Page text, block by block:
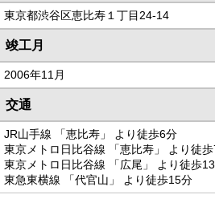
東京都渋谷区恵比寿１丁目24-14
竣工月
2006年11月
交通
JR山手線 「恵比寿」 より徒歩6分
東京メトロ日比谷線 「恵比寿」 より徒
東京メトロ日比谷線 「広尾」 より徒歩
東急東横線 「代官山」 より徒歩15分